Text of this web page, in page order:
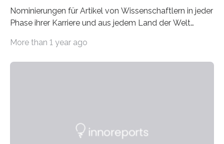
Nominierungen für Artikel von Wissenschaftlern in jeder
Phase ihrer Karriere und aus jedem Land der Welt
Leben gerufen, um die bemerkenswertesten
Foundation, des BIAL Award in Biomedicine ist in
More than 1 year ago